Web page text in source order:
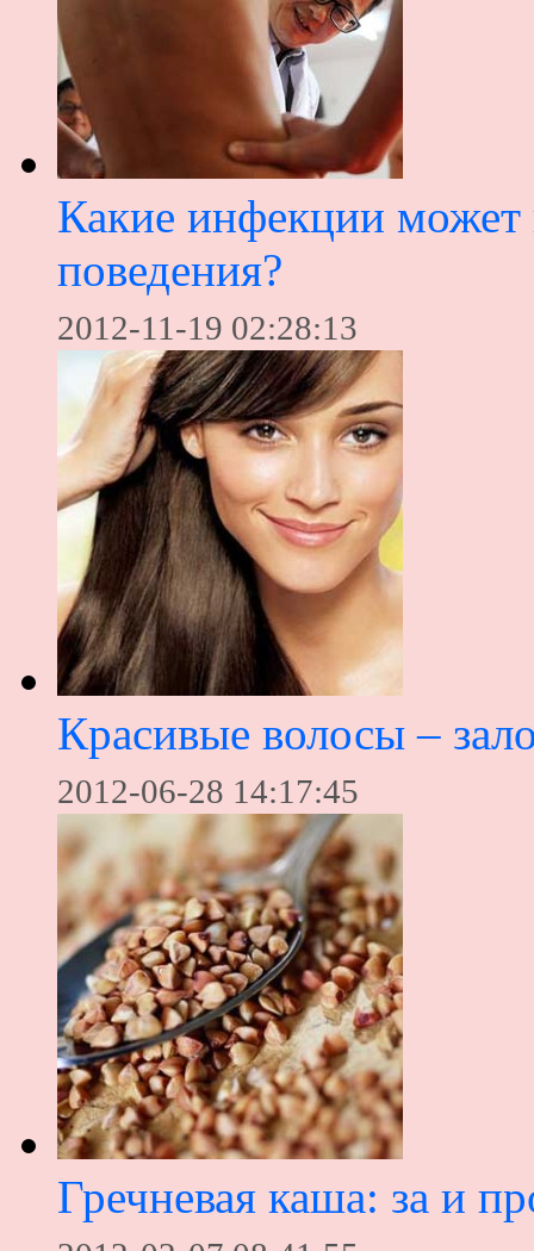
Какие инфекции может
поведения?
2012-11-19 02:28:13
Красивые волосы –
2012-06-28 14:17:45
Гречневая каша: за и